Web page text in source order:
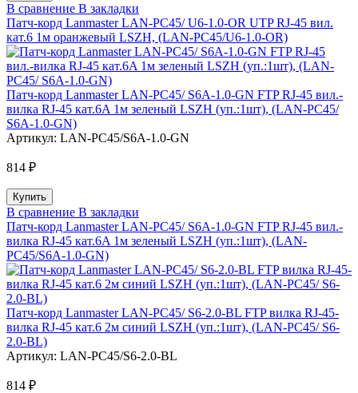
В сравнение В закладки
Патч-корд Lanmaster LAN-PC45/ U6-1.0-OR UTP RJ-45 вил.
кат.6 1м оранжевый LSZH, (LAN-PC45/U6-1.0-OR)
Патч-корд Lanmaster LAN-PC45/ S6A-1.0-GN FTP RJ-45 вил.-
вилка RJ-45 кат.6A 1м зеленый LSZH (уп.:1шт), (LAN-PC45/
S6A-1.0-GN)
Артикул: LAN-PC45/S6A-1.0-GN
814 ₽
В сравнение В закладки
Патч-корд Lanmaster LAN-PC45/ S6A-1.0-GN FTP RJ-45 вил.-
вилка RJ-45 кат.6A 1м зеленый LSZH (уп.:1шт), (LAN-
PC45/S6A-1.0-GN)
Патч-корд Lanmaster LAN-PC45/ S6-2.0-BL FTP вилка RJ-45-
вилка RJ-45 кат.6 2м синий LSZH (уп.:1шт), (LAN-PC45/ S6-
2.0-BL)
Артикул: LAN-PC45/S6-2.0-BL
814 ₽